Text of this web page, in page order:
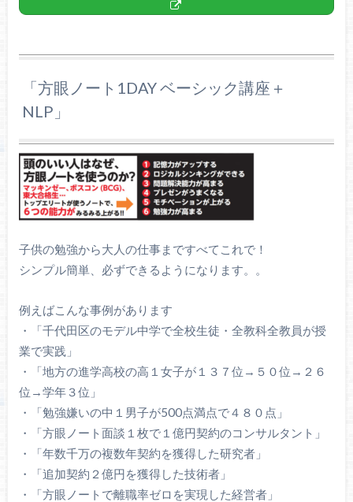
「方眼ノート1DAY ベーシック講座＋
NLP」
子供の勉強から大人の仕事まですべてこれで！
シンプル簡単、必ずできるようになります。。
例えばこんな事例があります
・「千代田区のモデル中学で全校生徒・全教科全教員が授
業で実践」
・「地方の進学高校の高１女子が１３７位→５０位→２６
位→学年３位」
・「勉強嫌いの中１男子が500点満点で４８０点」
・「方眼ノート面談１枚で１億円契約のコンサルタント」
・「年数千万の複数年契約を獲得した研究者」
・「追加契約２億円を獲得した技術者」
・「方眼ノートで離職率ゼロを実現した経営者」